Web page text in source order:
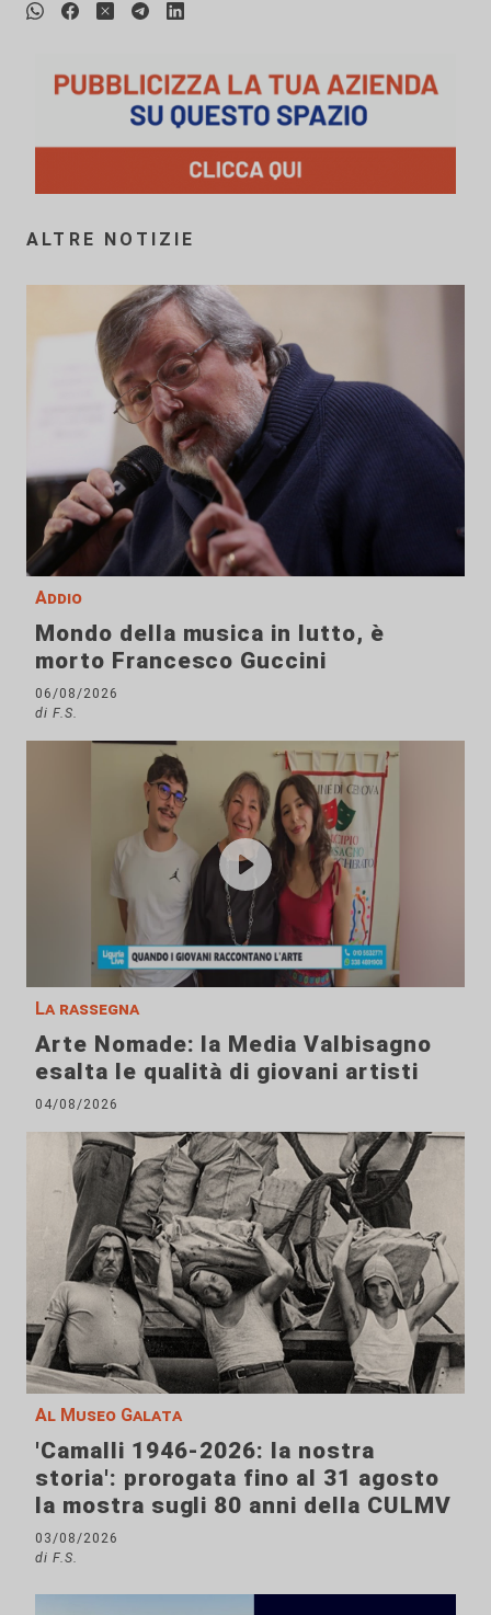
ALTRE NOTIZIE
Addio
Mondo della musica in lutto, è
morto Francesco Guccini
06/08/2026
di F.S.
La rassegna
Arte Nomade: la Media Valbisagno
esalta le qualità di giovani artisti
04/08/2026
Al Museo Galata
'Camalli 1946-2026: la nostra
storia': prorogata fino al 31 agosto
la mostra sugli 80 anni della CULMV
03/08/2026
di F.S.